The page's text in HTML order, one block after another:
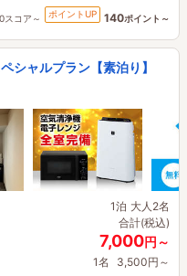
スコア～ ポイントUP 140ポイント～
シャルプラン【素泊り】
1泊 大人2名
合計(税込)
7,000円～
1名 3,500円～